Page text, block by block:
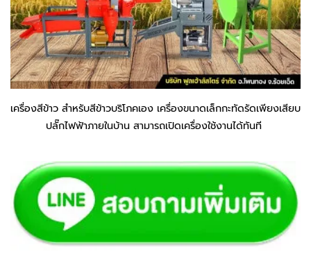
เครื่องสีข้าว สำหรับสีข้าวบริโภคเอง เครื่องขนาดเล็กกะทัดรัดเพียงเสียบ
ปลั๊กไฟฟ้าภายในบ้าน สามารถเปิดเครื่องใช้งานได้ทันที